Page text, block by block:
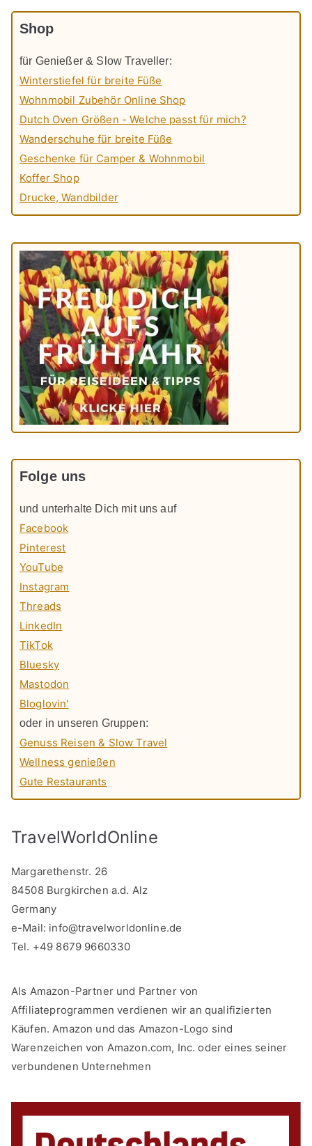
Shop
für Genießer & Slow Traveller:
Winterstiefel für breite Füße
Wohnmobil Zubehör Online Shop
Dutch Oven Größen - Welche passt für mich?
Wanderschuhe für breite Füße
Geschenke für Camper & Wohnmobil
Koffer Shop
Drucke, Wandbilder
Folge uns
und unterhalte Dich mit uns auf
Facebook
Pinterest
YouTube
Instagram
Threads
LinkedIn
TikTok
Bluesky
Mastodon
Bloglovin'
oder in unseren Gruppen:
Genuss Reisen & Slow Travel
Wellness genießen
Gute Restaurants
TravelWorldOnline
Margarethenstr. 26
84508 Burgkirchen a.d. Alz
Germany
e-Mail: info@travelworldonline.de
Tel. +49 8679 9660330
Als Amazon-Partner und Partner von
Affiliateprogrammen verdienen wir an qualifizierten
Käufen. Amazon und das Amazon-Logo sind
Warenzeichen von Amazon.com, Inc. oder eines seiner
verbundenen Unternehmen